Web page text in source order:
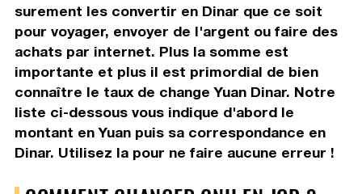
surement les convertir en Dinar que ce soit
pour voyager, envoyer de l'argent ou faire des
achats par internet. Plus la somme est
importante et plus il est primordial de bien
connaître le taux de change Yuan Dinar. Notre
liste ci-dessous vous indique d'abord le
montant en Yuan puis sa correspondance en
Dinar. Utilisez la pour ne faire aucune erreur !